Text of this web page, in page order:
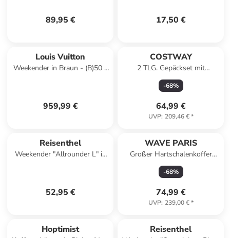
89,95 € 17,50 €
Louis Vuitton
Weekender in Braun - (B)50 x
959,99 €
COSTWAY
2 TLG. Gepäckset mit
Kosmetikkoffer in Rosa
-68%
64,99 €
UVP: 209,46 €*
Reisenthel
Weekender "Allrounder L" in
52,95 €
WAVE PARIS
Großer Hartschalenkoffer
TAGE in Dunkelgrün (95L)
-68%
74,99 €
UVP: 239,00 €*
Hoptimist Reisenthel